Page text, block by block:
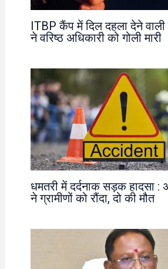
ITBP कैंप में दिल दहला देने वाली
ने वरिष्ठ अधिकारी को गोली मारी
धमतरी में दर्दनाक सड़क हादसा :
ने ग्रामीणों को रौंदा, दो की मौत